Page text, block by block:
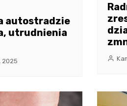
autostradzie
utrudnienia
2025